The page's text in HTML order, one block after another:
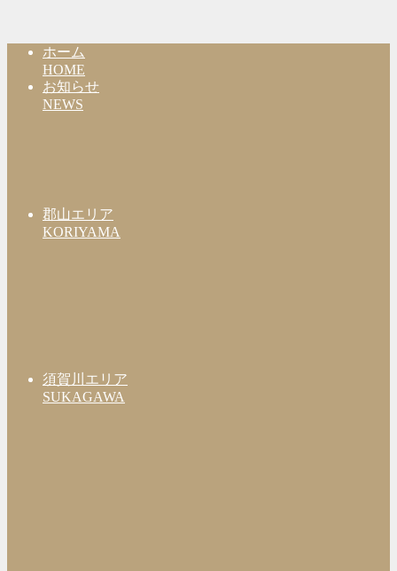
ホーム
HOME
お知らせ
NEWS
郡山エリア
KORIYAMA
須賀川エリア
SUKAGAWA